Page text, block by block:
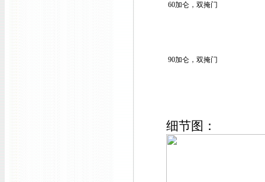
60加仑，双掩门
90加仑，双掩门
细节图：